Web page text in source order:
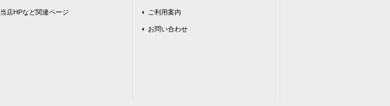
当店HPなど関連ページ ご利用案内
お問い合わせ